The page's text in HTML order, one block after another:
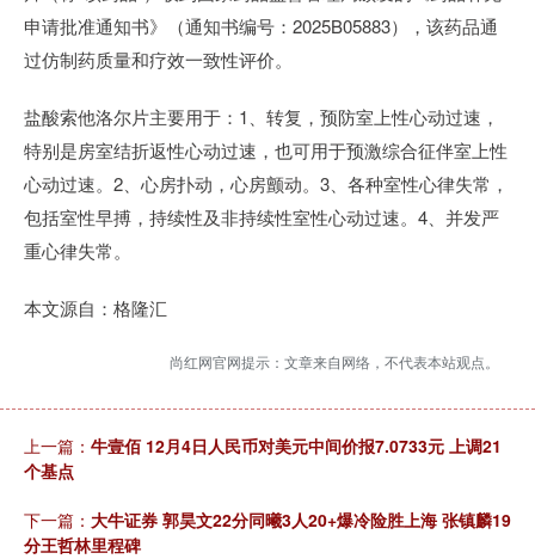
申请批准通知书》（通知书编号：2025B05883），该药品通
过仿制药质量和疗效一致性评价。
盐酸索他洛尔片主要用于：1、转复，预防室上性心动过速，
特别是房室结折返性心动过速，也可用于预激综合征伴室上性
心动过速。2、心房扑动，心房颤动。3、各种室性心律失常，
包括室性早搏，持续性及非持续性室性心动过速。4、并发严
重心律失常。
本文源自：格隆汇
尚红网官网提示：文章来自网络，不代表本站观点。
上一篇： 牛壹佰 12月4日人民币对美元中间价报7.0733元 上调21
个基点
下一篇： 大牛证券 郭昊文22分同曦3人20+爆冷险胜上海 张镇麟19
分王哲林里程碑